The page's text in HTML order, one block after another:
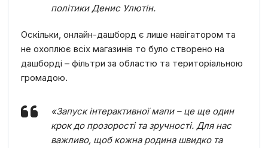
політики Денис Улютін.
Оскільки, онлайн-дашборд є лише навігатором та
не охоплює всіх магазинів то було створено на
дашборді – фільтри за областю та територіальною
громадою.
«Запуск інтерактивної мапи – це ще один
крок до прозорості та зручності. Для нас
важливо, щоб кожна родина швидко та